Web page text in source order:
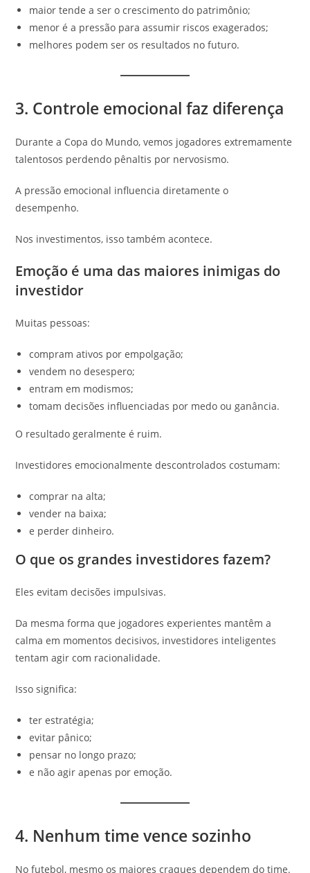
maior tende a ser o crescimento do patrimônio;
menor é a pressão para assumir riscos exagerados;
melhores podem ser os resultados no futuro.
3. Controle emocional faz diferença
Durante a Copa do Mundo, vemos jogadores extremamente
talentosos perdendo pênaltis por nervosismo.
A pressão emocional influencia diretamente o
desempenho.
Nos investimentos, isso também acontece.
Emoção é uma das maiores inimigas do
investidor
Muitas pessoas:
compram ativos por empolgação;
vendem no desespero;
entram em modismos;
tomam decisões influenciadas por medo ou ganância.
O resultado geralmente é ruim.
Investidores emocionalmente descontrolados costumam:
comprar na alta;
vender na baixa;
e perder dinheiro.
O que os grandes investidores fazem?
Eles evitam decisões impulsivas.
Da mesma forma que jogadores experientes mantêm a
calma em momentos decisivos, investidores inteligentes
tentam agir com racionalidade.
Isso significa:
ter estratégia;
evitar pânico;
pensar no longo prazo;
e não agir apenas por emoção.
4. Nenhum time vence sozinho
No futebol, mesmo os maiores craques dependem do time.